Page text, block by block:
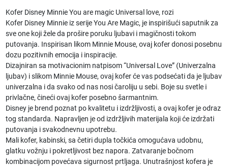
Kofer Disney Minnie You are magic Universal love, rozi
Kofer Disney Minnie iz serije You Are Magic, je inspirišući saputnik za
sve one koji žele da prošire poruku ljubavi i magičnosti tokom
putovanja. Inspirisan likom Minnie Mouse, ovaj kofer donosi posebnu
dozu pozitivnih emocija i inspiracije.
Dizajniran sa motivacionim natpisom “Universal Love” (Univerzalna
ljubav) i slikom Minnie Mouse, ovaj kofer će vas podsećati da je ljubav
univerzalna i da svako od nas nosi čaroliju u sebi. Boje su svetle i
privlačne, čineći ovaj kofer posebno šarmantnim.
Disney je brend poznat po kvalitetu i izdržljivosti, a ovaj kofer je odraz
tog standarda. Napravljen je od izdržljivih materijala koji će izdržati
putovanja i svakodnevnu upotrebu.
Mali kofer, kabinski, sa četiri dupla točkića omogućava udobnu,
glatku vožnju i pokretljivost bez napora. Zatvaranje bočnom
kombinacijom povećava sigurnost prtljaga. Unutrašnjost kofera je